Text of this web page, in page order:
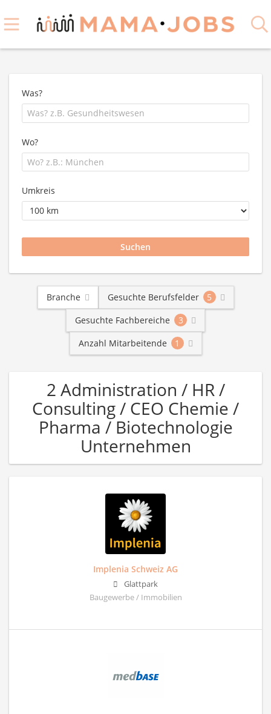
Was?
Wo?
Umkreis
Branche Gesuchte Berufsfelder
5
Gesuchte Fachbereiche
3
Anzahl Mitarbeitende
1
2 Administration / HR /
Consulting / CEO Chemie /
Pharma / Biotechnologie
Unternehmen
Implenia Schweiz AG
Glattpark
Baugewerbe / Immobilien